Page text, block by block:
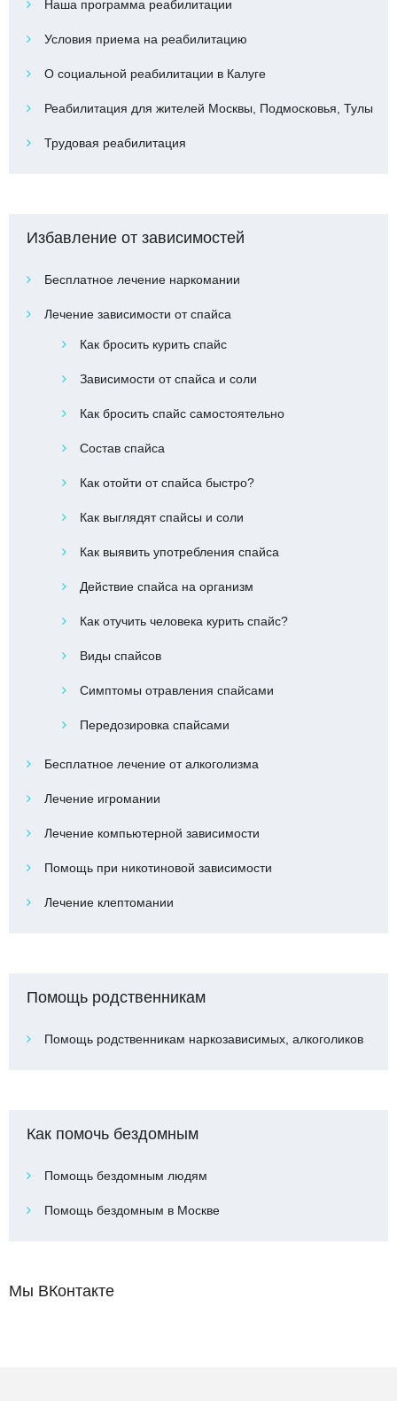
Наша программа реабилитации
Условия приема на реабилитацию
О социальной реабилитации в Калуге
Реабилитация для жителей Москвы, Подмосковья, Тулы
Трудовая реабилитация
Избавление от зависимостей
Бесплатное лечение наркомании
Лечение зависимости от спайса
Как бросить курить спайс
Зависимости от спайса и соли
Как бросить спайс самостоятельно
Состав спайса
Как отойти от спайса быстро?
Как выглядят спайсы и соли
Как выявить употребления спайса
Действие спайса на организм
Как отучить человека курить спайс?
Виды спайсов
Симптомы отравления спайсами
Передозировка спайсами
Бесплатное лечение от алкоголизма
Лечение игромании
Лечение компьютерной зависимости
Помощь при никотиновой зависимости
Лечение клептомании
Помощь родственникам
Помощь родственникам наркозависимых, алкоголиков
Как помочь бездомным
Помощь бездомным людям
Помощь бездомным в Москве
Мы ВКонтакте